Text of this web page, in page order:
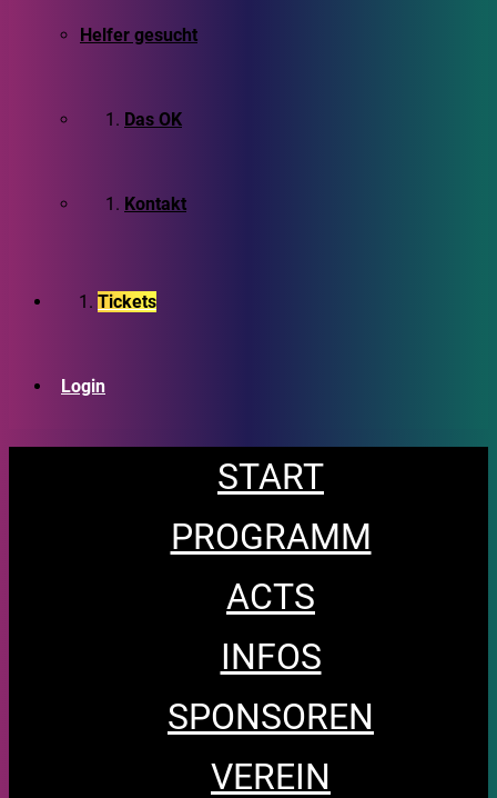
Helfer gesucht
Das OK
Kontakt
Tickets
Login
START
PROGRAMM
ACTS
INFOS
SPONSOREN
VEREIN